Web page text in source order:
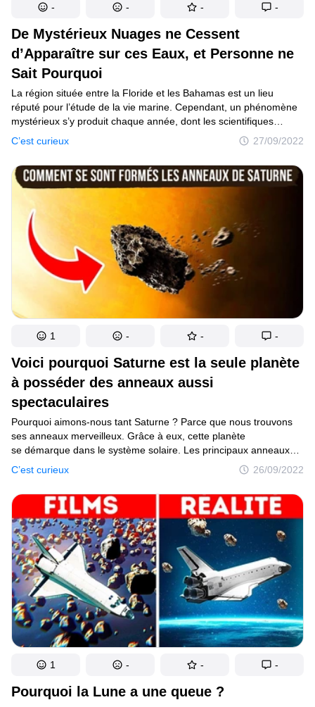
De Mystérieux Nuages ne Cessent
d’Apparaître sur ces Eaux, et Personne ne
Sait Pourquoi
C’est curieux 27/09/2022
La région située entre la Floride et les Bahamas est un lieu
réputé pour l’étude de la vie marine. Cependant, un phénomène
mystérieux s’y produit chaque année, dont les scientifiques
ne comprennent pas encore les raisons. Il arrive que des nuages
blancs apparaissent à la surface de l’eau. En termes techniques,
ce phénomène est appelé “whiting event”. D’après les
informations dont ils disposent à ce jour, les scientifiques pensent
que ces taches blanches pourraient contenir des particules riches
en carbone. Les îles Bahamas reposent en effet sur une grande
plate-forme de carbone, qui reste cachée sous l’eau. Une autre
théorie envisagée pour ces nuages inhabituels est qu’ils sont
peut-être causés par la prolifération de minuscules plantes dans
l’eau. Les scientifiques ont même essayé d’utiliser les images
prises du ciel par la NASA pour tenter de comprendre
le mouvement de ces vapeurs d’eau.
- - - -
Voici pourquoi Saturne est la seule planète
à posséder des anneaux aussi
spectaculaires
C’est curieux 26/09/2022
Pourquoi aimons-nous tant Saturne ? Parce que nous trouvons
ses anneaux merveilleux. Grâce à eux, cette planète
se démarque dans le système solaire. Les principaux anneaux
ont un diamètre de 270 000 km, mais leur épaisseur ne dépasse
pas les 100 mètres. L’anneau le plus lent et le plus excentré
tourne à environ 16,4 km/seconde. La planète tourne plus
rapidement que ça sur elle-même. Mais sais-tu que Saturne est
restée dépourvue d’anneaux pendant la majeure partie de son
histoire ? Nous allons découvrir les origines de leur formation.
Grâce à la dernière visite de la sonde Cassini, les chercheurs ont
pu estimer la masse de ses anneaux : 15 millions de milliards
de tonnes. En outre, ils ont pu déterminer que les anneaux
avaient entre 10 et 100 millions d’années — donc qu’ils sont bien
plus jeunes que la planète elle-même.
1 - - -
Pourquoi la Lune a une queue ?
1 - - -